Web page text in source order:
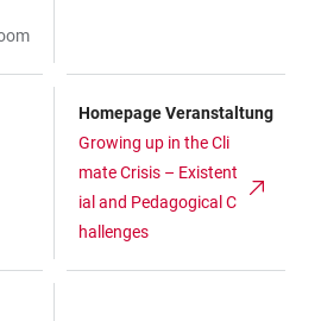
Homepage Veranstaltung
Growing up in the Cli
mate Crisis – Existent
ial and Pedagogical C
hallenges